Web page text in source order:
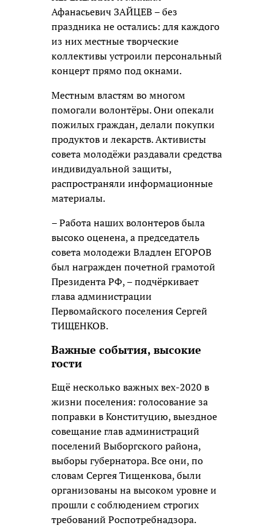
Афанасьевич ЗАЙЦЕВ – без
праздника не остались: для каждого
из них местные творческие
коллективы устроили персональный
концерт прямо под окнами.
Местным властям во многом
помогали волонтёры. Они опекали
пожилых граждан, делали покупки
продуктов и лекарств. Активисты
совета молодёжи раздавали средства
индивидуальной защиты,
распространяли информационные
материалы.
– Работа наших волонтеров была
высоко оценена, а председатель
совета молодежи Владлен ЕГОРОВ
был награжден почетной грамотой
Президента РФ, – подчёркивает
глава администрации
Первомайского поселения Сергей
ТИЩЕНКОВ.
Важные события, высокие
гости
Ещё несколько важных вех-2020 в
жизни поселения: голосование за
поправки в Конституцию, выездное
совещание глав администраций
поселений Выборгского района,
выборы губернатора. Все они, по
словам Сергея Тищенкова, были
организованы на высоком уровне и
прошли с соблюдением строгих
требований Роспотребнадзора.